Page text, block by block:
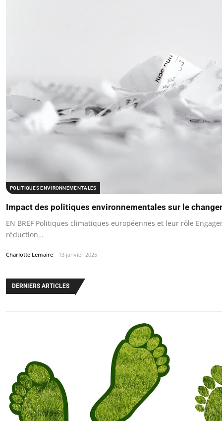
POLITIQUES ENVIRONNEMENTALES
Impact des politiques environnementales sur le
EN BREF Politiques climatiques européennes et leur rôle
réduction…
Charlotte Lemaire 13 janvier 2025
DERNIERS ARTICLES